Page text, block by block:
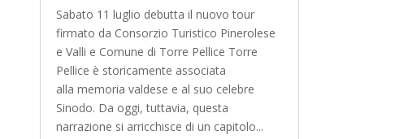
Sabato 11 luglio debutta il nuovo tour
firmato da Consorzio Turistico Pinerolese
e Valli e Comune di Torre Pellice Torre
Pellice è storicamente associata
alla memoria valdese e al suo celebre
Sinodo. Da oggi, tuttavia, questa
narrazione si arricchisce di un capitolo...